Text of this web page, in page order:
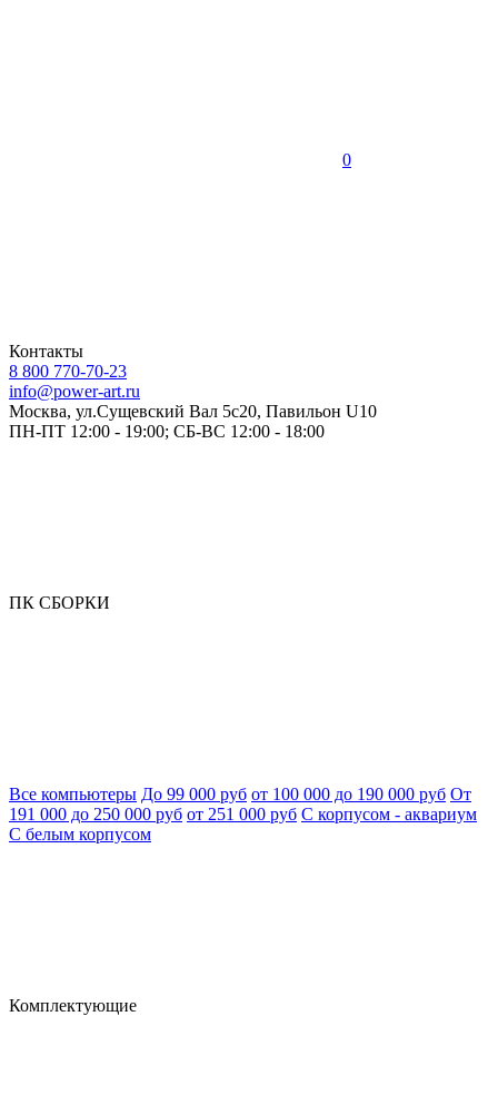
0
Контакты
8 800 770-70-23
info@power-art.ru
Москва, ул.Сущевский Вал 5с20, Павильон U10
ПН-ПТ 12:00 - 19:00; СБ-ВС 12:00 - 18:00
ПК СБОРКИ
Все компьютеры До 99 000 руб от 100 000 до 190 000 руб От
191 000 до 250 000 руб от 251 000 руб С корпусом - аквариум
С белым корпусом
Комплектующие